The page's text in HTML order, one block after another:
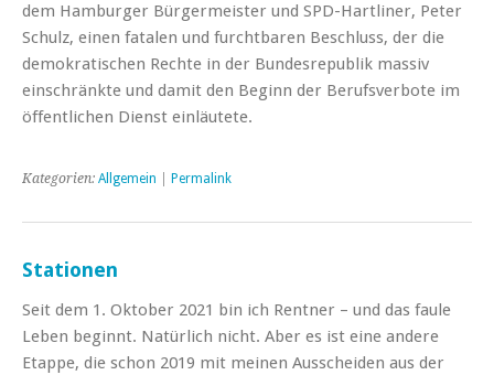
dem Hamburger Bürgermeister und SPD-Hartliner, Peter
Schulz, einen fatalen und furchtbaren Beschluss, der die
demokratischen Rechte in der Bundesrepublik massiv
einschränkte und damit den Beginn der Berufsverbote im
öffentlichen Dienst einläutete.
Kategorien: Allgemein Permalink
Stationen
Seit dem 1. Oktober 2021 bin ich Rentner – und das faule
Leben beginnt. Natürlich nicht. Aber es ist eine andere
Etappe, die schon 2019 mit meinen Ausscheiden aus der